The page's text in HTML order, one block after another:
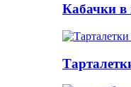
Кабачки в